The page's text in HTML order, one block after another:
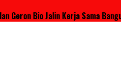
Geron Bio Jalin Kerja Sama